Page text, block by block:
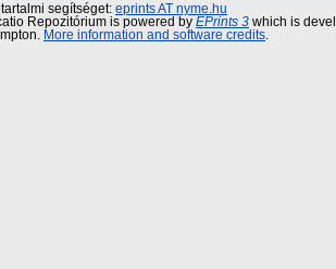
segítséget: eprints AT nyme.hu
Repozitórium is powered by EPrints 3 which is
More information and software credits